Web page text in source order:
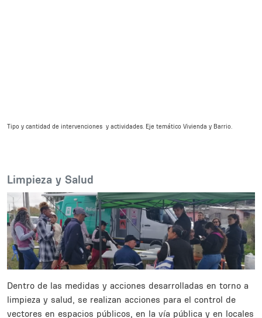
Tipo y cantidad de intervenciones y actividades. Eje temático Vivienda y Barrio.
Limpieza y Salud
Dentro de las medidas y acciones desarrolladas en torno a
limpieza y salud, se realizan acciones para el control de
vectores en espacios públicos, en la vía pública y en locales